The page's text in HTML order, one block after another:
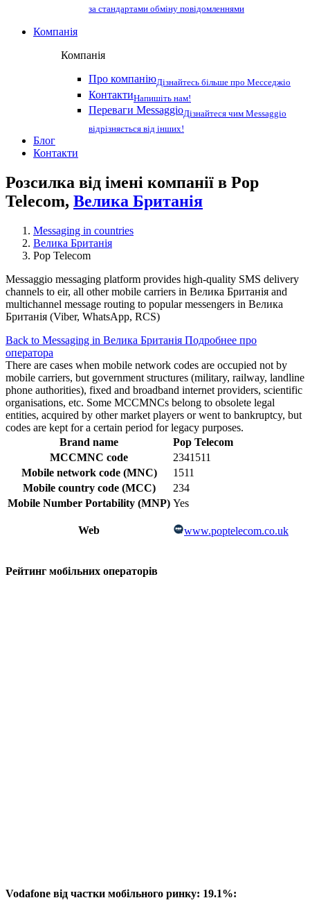
за стандартами обміну повідомленнями
Компанія
Компанія
Про компаніюДізнайтесь більше про Месседжіо
КонтактиНапишіть нам!
Переваги MessaggioДізнайтеся чим Messaggio
відрізняється від інших!
Блог
Контакти
Розсилка від імені компанії в Pop
Telecom, Велика Британія
Messaging in countries
Велика Британія
Pop Telecom
Messaggio messaging platform provides high-quality SMS delivery
channels to eir, all other mobile carriers in Велика Британія and
multichannel message routing to popular messengers in Велика
Британія (Viber, WhatsApp, RCS)
Back to Messaging in Велика Британія Подробнее про
оператора
There are cases when mobile network codes are occupied not by
mobile carriers, but government structures (military, railway, landline
phone authorities), fixed and broadband internet providers, scientific
organisations, etc. Some MCCMNCs belong to obsolete legal
entities, acquired by other market players or went to bankruptcy, but
codes are kept for a certain period for legacy purposes.
Brand name
Pop Telecom
MCCMNC code
2341511
Mobile network code (MNC)
1511
Mobile country code (MCC)
234
Mobile Number Portability (MNP) Yes
Web www.poptelecom.co.uk
Рейтинг мобільних операторів
Vodafone від частки мобільного ринку: 19.1%: